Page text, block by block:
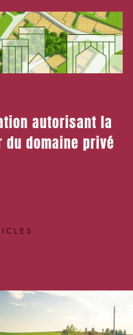
autorisant la
du domaine privé